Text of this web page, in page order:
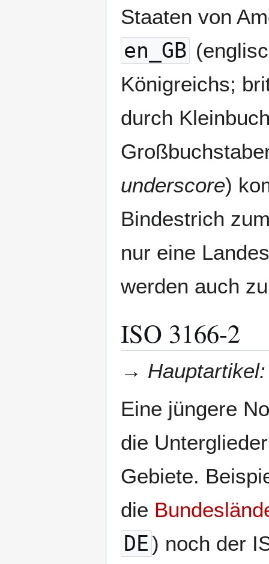
Staaten von
en_GB
Königreichs;
durch
underscore)
Bindestrich
nur eine
werden auch
ISO 3166-2
→ Hauptartikel
Eine jüngere
die
Gebiete.
die
DE) noch der